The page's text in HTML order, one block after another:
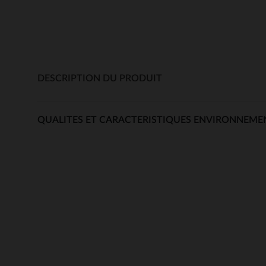
DESCRIPTION DU PRODUIT
QUALITES ET CARACTERISTIQUES